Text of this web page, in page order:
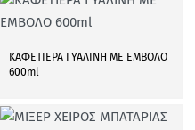
ΚΑΦΕΤΙΕΡΑ ΓΥΑΛΙΝΗ ΜΕ ΕΜΒΟΛΟ
600ml